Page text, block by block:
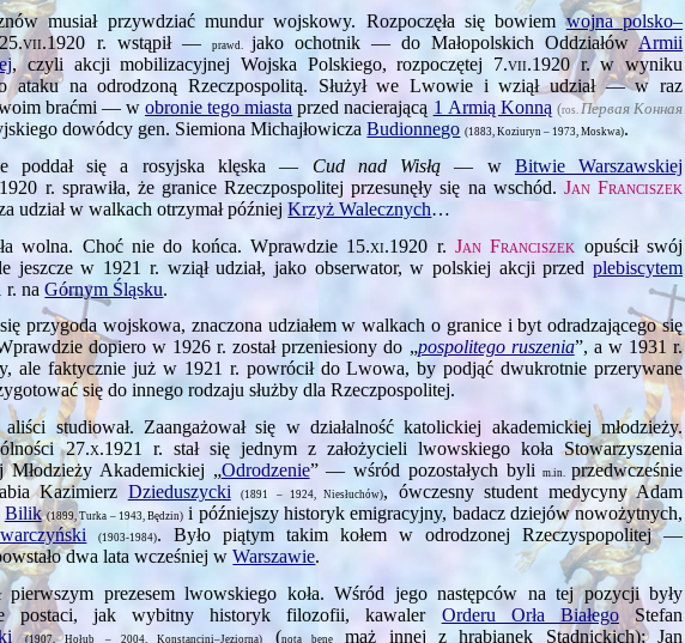
musiał przywdziać mundur wojskowy. Rozpoczęła się bowiemwojna polsko–
25.vii.1920 r. wstąpił — prawd. jako ochotnik — do Małopolskich OddziałówArmii
, czyli akcji mobilizacyjnej Wojska Polskiego, rozpoczętej 7.vii.1920r. w wyniku
ataku na odrodzoną Rzeczpospolitą. Służył we Lwowie i wziął udział — w raz
braćmi — wobronie tego miasta przed nacierającą 1 Armią Konną (ros.Первая Конная
dowódcy gen. Siemiona MichajłowiczaBudionnego (1883, Koziuryn – 1973, Moskwa).
poddał się a rosyjska klęska — Cud nad Wisłą — w Bitwie Warszawskiej
r. sprawiła, że granice Rzeczpospolitej przesunęły się na wschód. Jan Franciszek
udział w walkach otrzymał późniejKrzyż Walecznych…
wolna. Choć nie do końca. Wprawdzie 15.xi.1920 r.Jan Franciszek opuścił swój
jeszcze w 1921 r. wziął udział, jako obserwator, w polskiej akcji przedplebiscytem
r. naGórnym Śląsku.
przygoda wojskowa, znaczona udziałem w walkach o granice i byt odradzającego się
dopiero w 1926 r. został przeniesiony do „pospolitego ruszenia”, a w 1931 r.
ale faktycznie już w 1921 r. powrócił do Lwowa, by podjąć dwukrotnie przerywane
się do innego rodzaju służby dla Rzeczpospolitej.
studiował. Zaangażował się w działalność katolickiej akademickiej młodzieży.
27.x.1921
r. stał się jednym z założycieli lwowskiego koła Stowarzyszenia
Młodzieży Akademickiej „Odrodzenie” — wśród pozostałych bylim.in. przedwcześnie
Kazimierz Dzieduszycki (1891 – 1924, Niesłuchów), ówczesny student medycyny Adam
Bilik (1899, Turka – 1943, Będzin) i późniejszy historyk emigracyjny, badacz dziejów nowożytnych,
(1903‑1984). Było piątym takim kołem w odrodzonej Rzeczyspopolitej —
dwa lata wcześniej wWarszawie.
pierwszym prezesem lwowskiego koła. Wśród jego następców na tej pozycji były
postaci, jak wybitny historyk filozofii, kawaler Orderu Orła BiałegoStefan
(1907, Hołub – 2004, Konstancini–Jeziorna) (nota bene
mąż innej z hrabianek Stadnickich); Jan